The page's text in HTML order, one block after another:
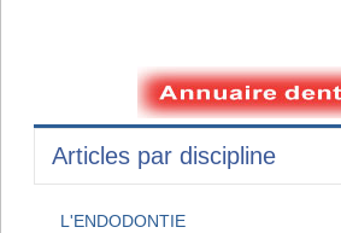
Articles par discipline
L'ENDODONTIE